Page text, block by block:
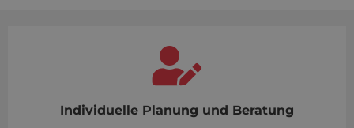
Individuelle Planung und Beratung